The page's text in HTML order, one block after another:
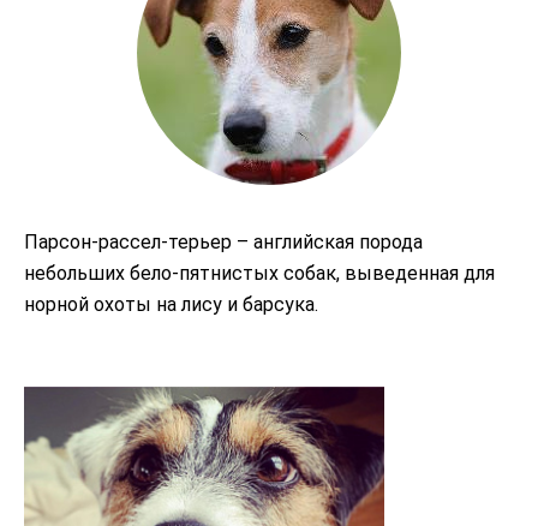
Парсон-рассел-терьер – английская порода
небольших бело-пятнистых собак, выведенная для
норной охоты на лису и барсука.